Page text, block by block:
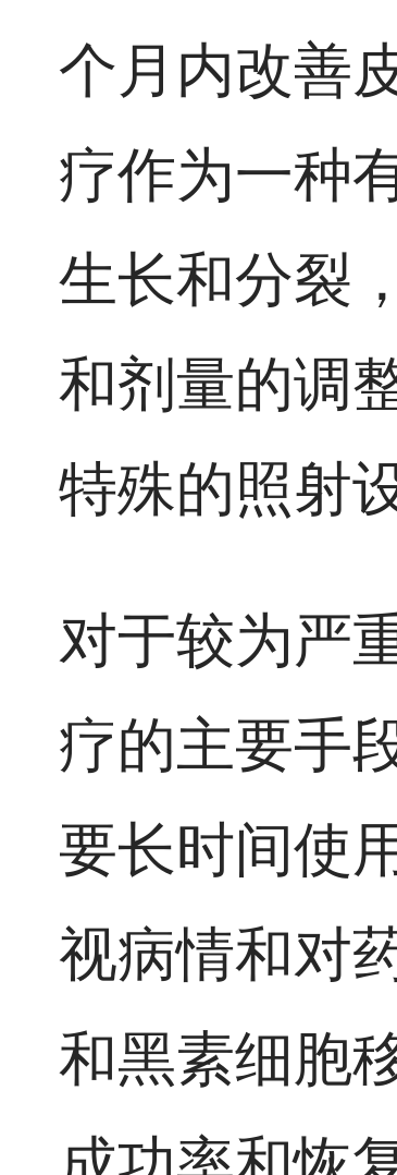
个月内改善
疗作为一种
生长和分裂
和剂量的调
特殊的照射
对于较为严
疗的主要手
要长时间使
视病情和对
和黑素细胞